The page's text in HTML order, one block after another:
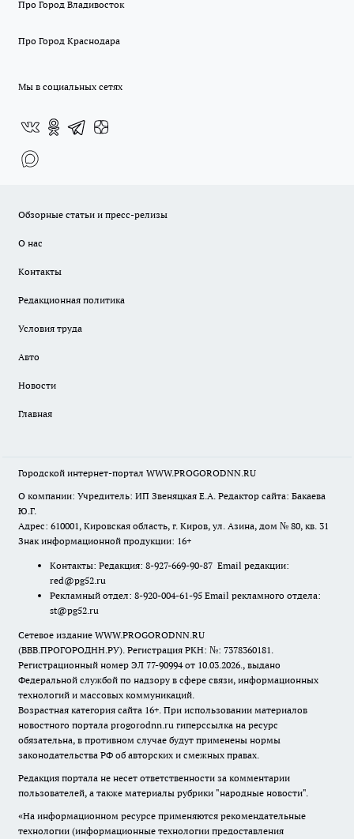
Про Город Владивосток
Про Город Краснодара
Мы в социальных сетях
Обзорные статьи и пресс-релизы
О нас
Контакты
Редакционная политика
Условия труда
Авто
Новости
Главная
Городской интернет-портал WWW.PROGORODNN.RU
О компании: Учредитель: ИП Звеняцкая Е.А. Редактор сайта: Бакаева
Ю.Г.
Адрес: 610001, Кировская область, г. Киров, ул. Азина, дом № 80, кв. 31
Знак информационной продукции: 16+
Контакты: Редакция: 8-927-669-90-87 Email редакции:
red@pg52.ru
Рекламный отдел: 8-920-004-61-95 Email рекламного отдела:
st@pg52.ru
Сетевое издание WWW.PROGORODNN.RU
(ВВВ.ПРОГОРОДНН.РУ). Регистрация РКН: №: 7378360181.
Регистрационный номер ЭЛ 77-90994 от 10.03.2026., выдано
Федеральной службой по надзору в сфере связи, информационных
технологий и массовых коммуникаций.
Возрастная категория сайта 16+. При использовании материалов
новостного портала progorodnn.ru гиперссылка на ресурс
обязательна, в противном случае будут применены нормы
законодательства РФ об авторских и смежных правах.
Редакция портала не несет ответственности за комментарии
пользователей, а также материалы рубрики "народные новости".
«На информационном ресурсе применяются рекомендательные
технологии (информационные технологии предоставления